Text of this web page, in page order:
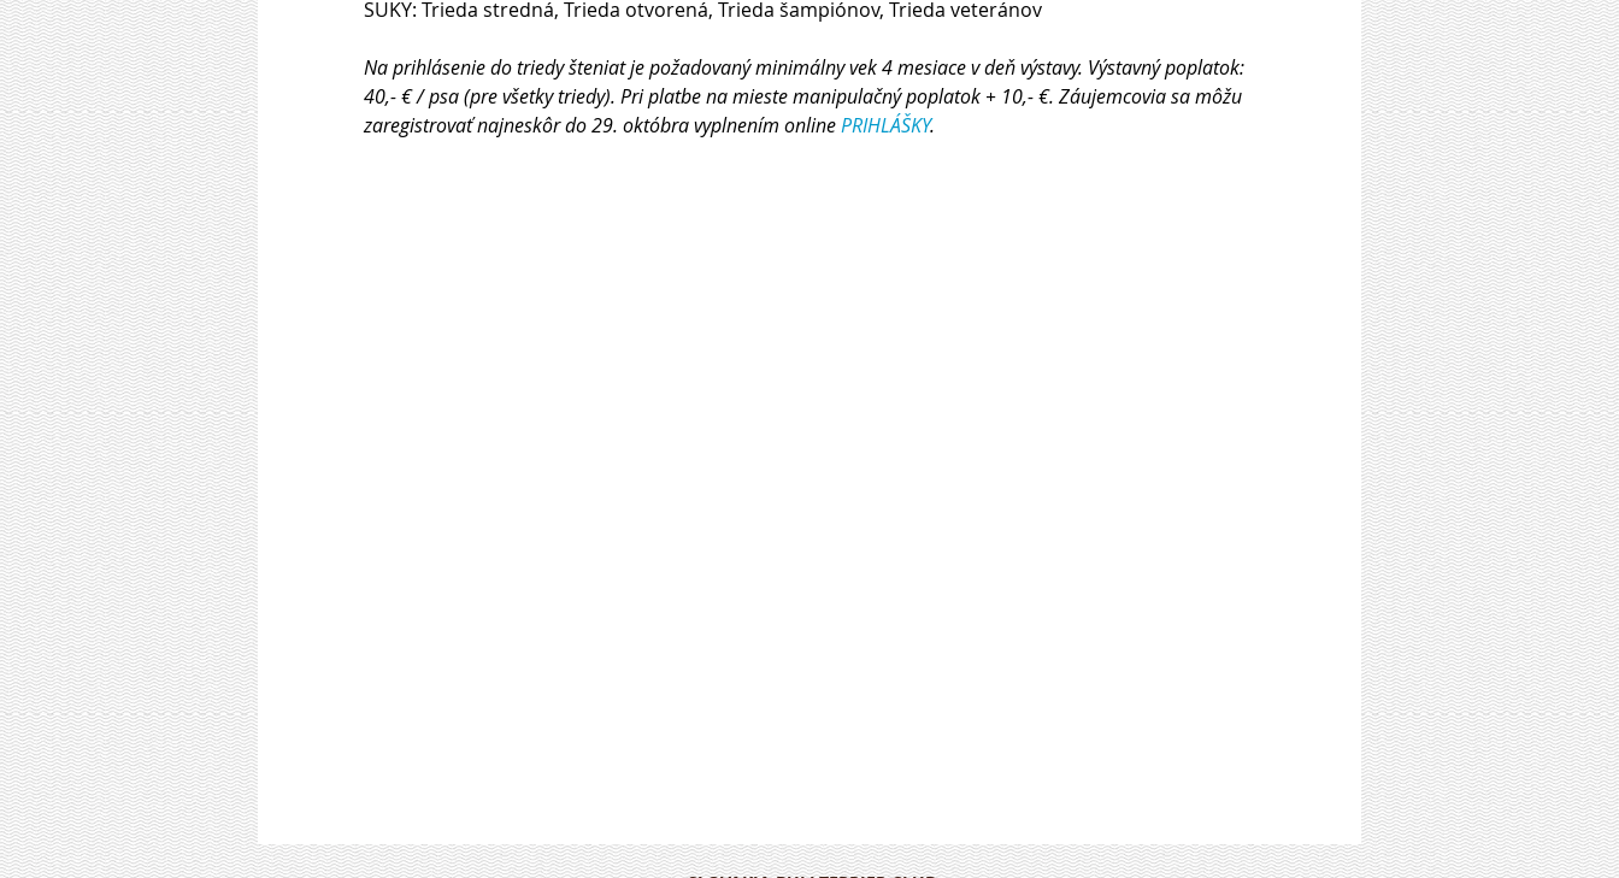
SUKY: Trieda stredná, Trieda otvorená, Trieda šampiónov, Trieda veteránov
Na prihlásenie do triedy šteniat je požadovaný minimálny vek 4 mesiace v deň výstavy. Výstavný poplatok:
40,- € / psa (pre všetky triedy). Pri platbe na mieste manipulačný poplatok + 10,- €. Záujemcovia sa môžu
zaregistrovať najneskôr do 29. októbra vyplnením online PRIHLÁŠKY.